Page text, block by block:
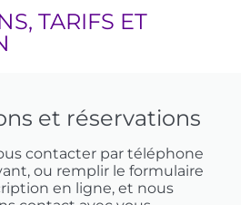
TARIFS ET
et réservations
contacter par téléphone
ou remplir le formulaire
en ligne, et nous